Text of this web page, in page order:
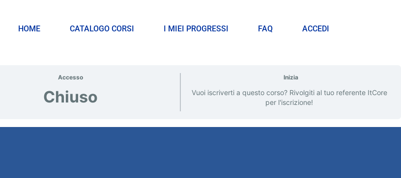
HOME CATALOGO CORSI I MIEI PROGRESSI FAQ ACCEDI
Accesso
Chiuso
Inizia
Vuoi iscriverti a questo corso? Rivolgiti al tuo referente ItCore
per l'iscrizione!